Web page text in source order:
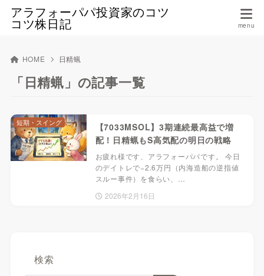
アラフォーパパ投資家のコツ
コツ株日記
HOME 日精蝋
「日精蝋」の記事一覧
【7033MSOL】3期連続最高益で増
配！日精蝋もS高気配の明日の戦略
お疲れ様です、アラフォーパパです。 今日
のデイトレで−2.6万円（内海造船の逆指値
スルー事件）を食らい、…
2026年2月16日
短期・スイング
検索